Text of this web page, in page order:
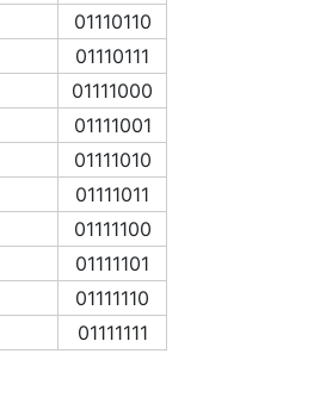
01110110
01110111
01111000
01111001
01111010
01111011
01111100
01111101
01111110
01111111